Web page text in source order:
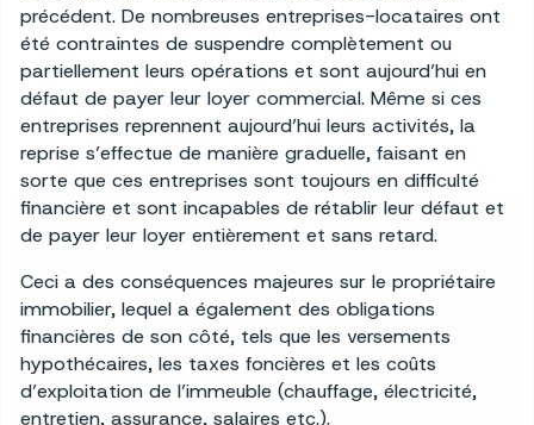
précédent. De nombreuses entreprises-locataires ont
été contraintes de suspendre complètement ou
partiellement leurs opérations et sont aujourd’hui en
défaut de payer leur loyer commercial. Même si ces
entreprises reprennent aujourd’hui leurs activités, la
reprise s’effectue de manière graduelle, faisant en
sorte que ces entreprises sont toujours en difficulté
financière et sont incapables de rétablir leur défaut et
de payer leur loyer entièrement et sans retard.
Ceci a des conséquences majeures sur le propriétaire
immobilier, lequel a également des obligations
financières de son côté, tels que les versements
hypothécaires, les taxes foncières et les coûts
d’exploitation de l’immeuble (chauffage, électricité,
entretien, assurance, salaires etc.).